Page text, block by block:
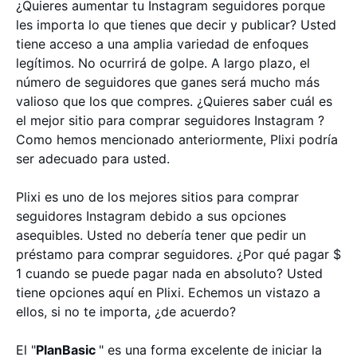
¿Quieres aumentar tu Instagram seguidores porque
les importa lo que tienes que decir y publicar? Usted
tiene acceso a una amplia variedad de enfoques
legítimos. No ocurrirá de golpe. A largo plazo, el
número de seguidores que ganes será mucho más
valioso que los que compres. ¿Quieres saber cuál es
el mejor sitio para comprar seguidores Instagram ?
Como hemos mencionado anteriormente, Plixi podría
ser adecuado para usted.
Plixi es uno de los mejores sitios para comprar
seguidores Instagram debido a sus opciones
asequibles. Usted no debería tener que pedir un
préstamo para comprar seguidores. ¿Por qué pagar $
1 cuando se puede pagar nada en absoluto? Usted
tiene opciones aquí en Plixi. Echemos un vistazo a
ellos, si no te importa, ¿de acuerdo?
El "PlanBasic " es una forma excelente de iniciar la